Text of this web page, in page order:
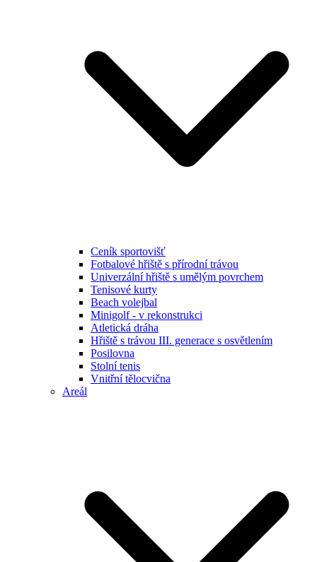
Ceník sportovišť
Fotbalové hřiště s přírodní trávou
Univerzální hřiště s umělým povrchem
Tenisové kurty
Beach volejbal
Minigolf - v rekonstrukci
Atletická dráha
Hřiště s trávou III. generace s osvětlením
Posilovna
Stolní tenis
Vnitřní tělocvična
Areál